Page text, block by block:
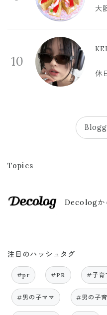
大
10
KEI
休
Topics
Decologか
注目のハッシュタグ
#pr #PR #子育
#男の子ママ #男の子